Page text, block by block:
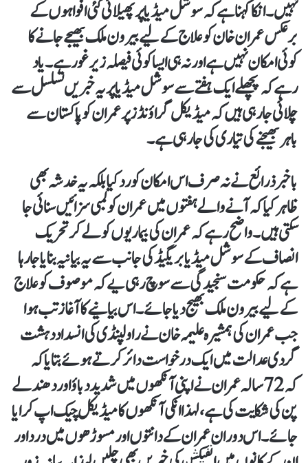
نہیں۔ انکا کہنا ہے کہ سوشل میڈیا پر پھیلائی گئی افواہوں کے
برعکس عمران خان کو علاج کے لیے بیرون ملک بھیجے جانے کا
کوئی امکان نہیں ہے اور نہ ہی ایسا کوئی فیصلہ زیر غور ہے۔ یاد
رہے کہ پچھلے ایک ہفتے سے سوشل میڈ یا پر یہ خبریں تسلسل سے
چلائی جا رہی ہیں کہ میڈیکل گراؤنڈز پر عمران کو پاکستان سے
باہر بھیجنے کی تیاری کی جارہی ہے۔
باخبر ذرائع نے نہ صرف اس امکان کو رد کیا بلکہ یہ خدشہ بھی
ظاہر کیا کہ آنے والے ہفتوں میں عمران کو لمبی سزائیں سنائی جا
سکتی ہیں۔ واضح رہے کہ عمران کی بیماریوں کو لے کر تحریک
انصاف کے سوشل میڈیا بریگیڈ کی جانب سے یہ بیانیہ بنایا جارہا
ہے کہ حکومت سنجیدگی سے سوچ رہی یے کہ موصوف کو علاج
کے لیے بیرون ملک بھیج دیا جائے۔ اس بیانیے کا آغاز تب ہوا
جب عمران کی ہمشیرہ علیمہ خان نے راولپنڈی کی انسداد دہشت
گردی عدالت میں ایک درخواست دائر کرتے ہوئے بتایا کہ
کہ 72 سالہ عمران نے اپنی آنکھوں میں شدید دباؤ اور دھندلے
پن کی شکایت کی ہے، لہذا انکی آنکھوں کا میڈیکل چیک اپ کرایا
جائے۔ اس دوران عمران کے دانتوں اور مسوڑھوں میں درد اور